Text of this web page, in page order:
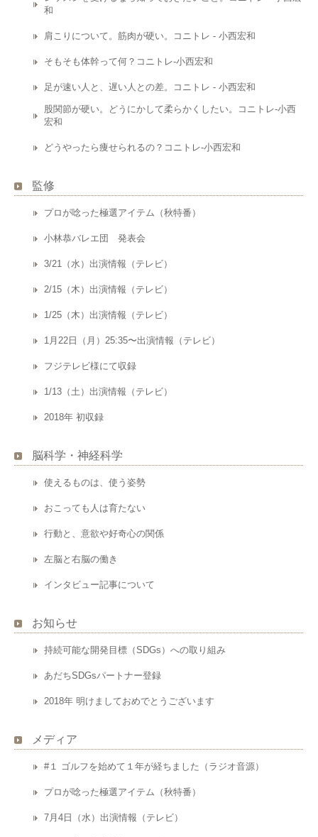
和
肩こりについて。筋肉が硬い。コニトレ - 小西宏和
そもそも体幹って何？コニトレ-小西宏和
足が速い人と、遅い人との差。コニトレ - 小西宏和
股関節が硬い。どうにかして柔らかくしたい。コニトレ-小西
宏和
どうやったら痩せられるの？コニトレ-小西宏和
監修
プロが唸った極選アイテム（秋特番）
小林恭バレエ団 発表会
3/21（水）出演情報（テレビ）
2/15（木）出演情報（テレビ）
1/25（木）出演情報（テレビ）
1月22日（月）25:35〜出演情報（テレビ）
フジテレビ様にて収録
1/13（土）出演情報（テレビ）
2018年 初収録
脳科学・神経科学
使えるものは、使う姿勢
おこっても人は育たない
行動と、意欲や好奇心の関係
左脳と右脳の働き
インタビュー記事について
お知らせ
持続可能な開発目標（SDGs）への取り組み
あだちSDGsパートナー登録
2018年 明けましておめでとうございます
メディア
#１ ゴルフを始めて１年が経ちました（ラジオ音源）
プロが唸った極選アイテム（秋特番）
7月4日（水）出演情報（テレビ）